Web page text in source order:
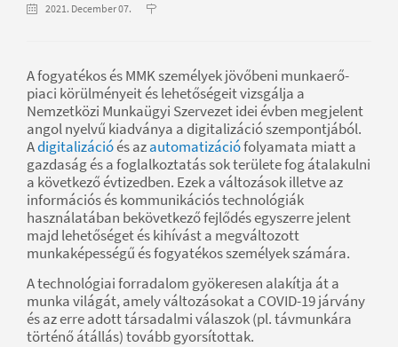
2021. December 07.
A fogyatékos és MMK személyek jövőbeni munkaerő-
piaci körülményeit és lehetőségeit vizsgálja a
Nemzetközi Munkaügyi Szervezet idei évben megjelent
angol nyelvű kiadványa a digitalizáció szempontjából.
Adigitalizációés azautomatizációfolyamata miatt a
gazdaság és a foglalkoztatás sok területe fog átalakulni
a következő évtizedben. Ezek a változások illetve az
információs és kommunikációs technológiák
használatában bekövetkező fejlődés egyszerre jelent
majd lehetőséget és kihívást a megváltozott
munkaképességű és fogyatékos személyek számára.
A technológiai forradalom gyökeresen alakítja át a
munka világát, amely változásokat a COVID-19 járvány
és az erre adott társadalmi válaszok (pl. távmunkára
történő átállás) tovább gyorsítottak.